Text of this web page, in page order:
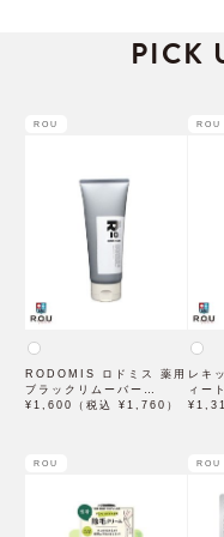
PICK
ROU
RODOMIS ロドミス 薬用
ブラックリムーバー
210g【医薬部外品】
¥1,600（税込 ¥1,760）
ROU
レキ
ィー
除毛
ROU ROU